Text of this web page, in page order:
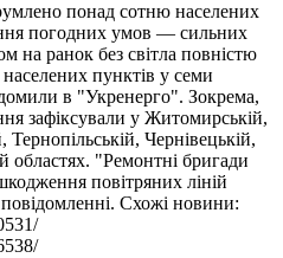
понад сотню населених
погодних умов — сильних
на ранок без світла повністю
пунктів у семи
в "Укренерго". Зокрема,
зафіксували у Житомирській,
Чернівецькій,
областях. "Ремонтні бригади
повітряних ліній
Схожі новини: